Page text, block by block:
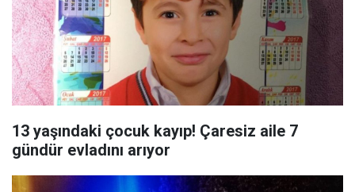
13 yaşındaki çocuk kayıp! Çaresiz aile 7
gündür evladını arıyor